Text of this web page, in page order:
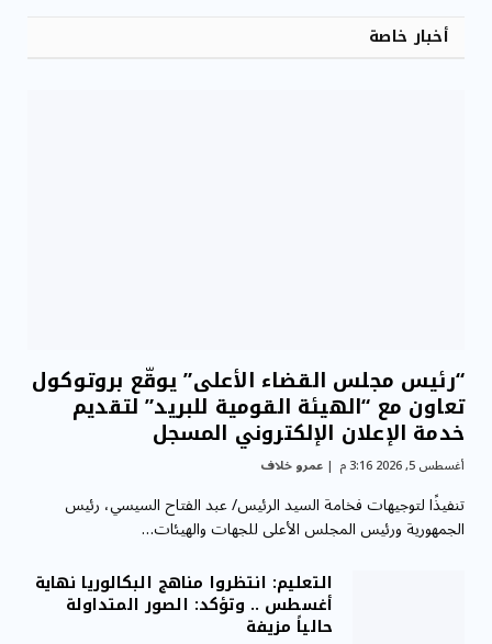
أخبار خاصة
“رئيس مجلس القضاء الأعلى” يوقّع بروتوكول
تعاون مع “الهيئة القومية للبريد” لتقديم
خدمة الإعلان الإلكتروني المسجل
أغسطس 5, 2026 3:16 م عمرو خلاف
تنفيذًا لتوجيهات فخامة السيد الرئيس/ عبد الفتاح السيسي، رئيس
الجمهورية ورئيس المجلس الأعلى للجهات والهيئات…
التعليم: انتظروا مناهج البكالوريا نهاية
أغسطس .. وتؤكد: الصور المتداولة
حالياً مزيفة